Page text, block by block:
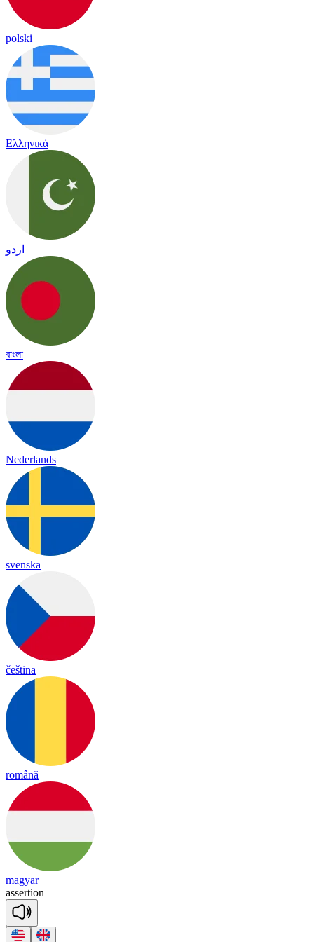
polski
Ελληνικά
اردو
বাংলা
Nederlands
svenska
čeština
română
magyar
assertion